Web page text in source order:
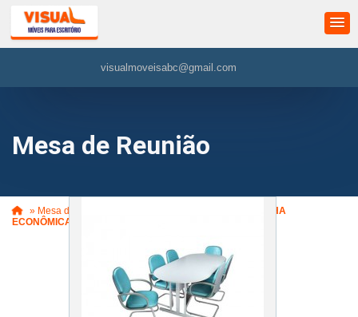
visualmoveisabc@gmail.com
Mesa de Reunião
» Mesa de Reunião
Mesa de Reunião Oval VNT - LINHA
ECONÔMICA (VM459)